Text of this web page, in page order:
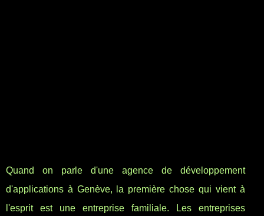
Quand on parle d'une agence de développement
d'applications à Genève, la première chose qui vient à
l'esprit est une entreprise familiale. Les entreprises